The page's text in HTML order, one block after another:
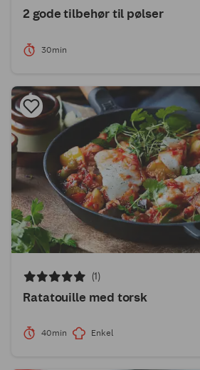
2 gode tilbehør til pølser
30min
(1)
Ratatouille med torsk
40min Enkel